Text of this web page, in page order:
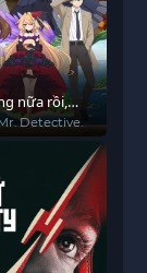
nữa rồi,
Detective.